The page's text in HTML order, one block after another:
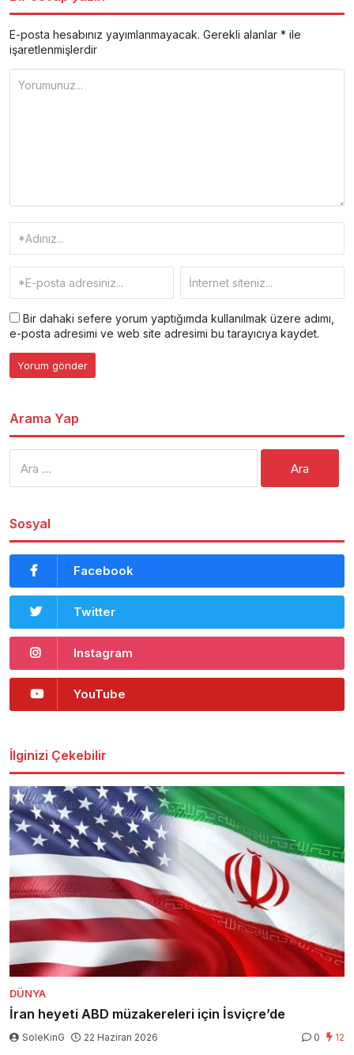
E-posta hesabınız yayımlanmayacak. Gerekli alanlar * ile
işaretlenmişlerdir
Bir dahaki sefere yorum yaptığımda kullanılmak üzere adımı,
e-posta adresimi ve web site adresimi bu tarayıcıya kaydet.
Arama Yap
Sosyal
Facebook
Twitter
Instagram
YouTube
İlginizi Çekebilir
DÜNYA
İran heyeti ABD müzakereleri için İsviçre’de
SoleKinG 22 Haziran 2026 0 12